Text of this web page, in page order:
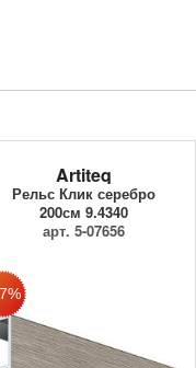
Artiteq
Рельс Клик серебро
200см 9.4340
арт. 5-07656